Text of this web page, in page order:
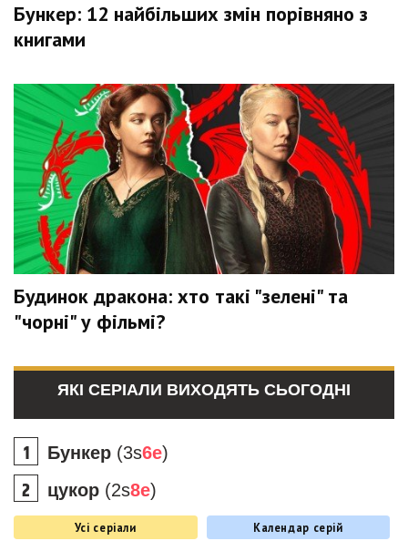
Бункер: 12 найбільших змін порівняно з
книгами
Будинок дракона: хто такі "зелені" та
"чорні" у фільмі?
ЯКІ СЕРІАЛИ ВИХОДЯТЬ СЬОГОДНІ
Бункер (3s6e)
цукор (2s8e)
Усі серіали Календар серій